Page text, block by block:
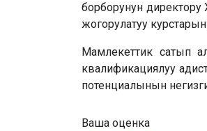
борборунун
жогорулатуу
Мамлекеттик сатып
квалификациялуу
потенциалынын
Ваша оценка